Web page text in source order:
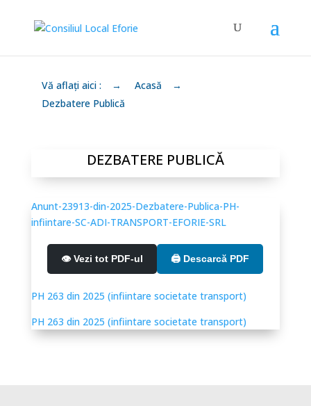
Vă aflați aici : → Acasă
→
Dezbatere Publică
DEZBATERE PUBLICĂ
Anunt-23913-din-2025-Dezbatere-Publica-PH-
infiintare-SC-ADI-TRANSPORT-EFORIE-SRL
👁️ Vezi tot PDF-ul 🖨️ Descarcă PDF
PH 263 din 2025 (infiintare societate transport)
PH 263 din 2025 (infiintare societate transport)